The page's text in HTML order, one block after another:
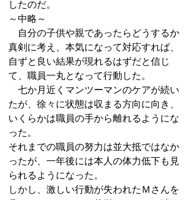
したのだ。
～中略～
自分の子供や親であったらどうするか
真剣に考え、本気になって対応すれば、
自ずと良い結果が現れるはずだと信じ
て、職員一丸となって行動した。
七か月近くマンツーマンのケアが続い
たが、徐々に状態は収まる方向に向き、
いくらかは職員の手から離れるようにな
った。
それまでの職員の努力は並大抵ではなか
ったが、一年後には本人の体力低下も見
られるようになった。
しかし、激しい行動が失われたＭさんを